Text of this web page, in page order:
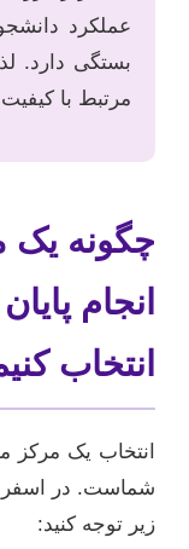
عملکرد
بستگی دارد.
مرتبط با
چگونه یک
انجام
انتخاب
انتخاب یک مرکز
شماست. در
زیر توجه کنید: